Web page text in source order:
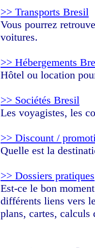
>> Transports Bresil
Vous pourrez
voitures.
>> Hébergements
Hôtel ou location
>> Sociétés Bresil
Les voyagistes, les
>> Discount /
Quelle est la
>> Dossiers pratiques
Est-ce le bon
différents liens vers
plans, cartes,